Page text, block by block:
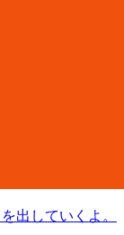
出していくよ。